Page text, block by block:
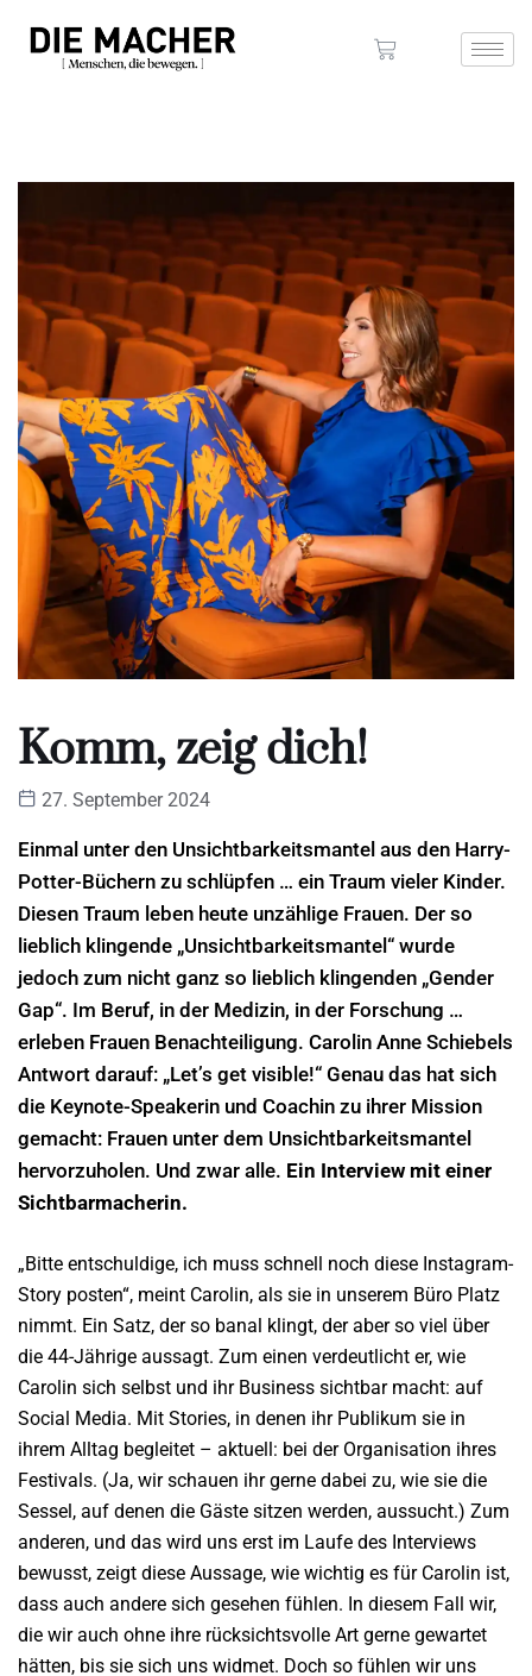
Komm, zeig dich!
27. September 2024
Einmal unter den Unsichtbarkeitsmantel aus den Harry-
Potter-Büchern zu schlüpfen … ein Traum vieler Kinder.
Diesen Traum leben heute unzählige Frauen. Der so
lieblich klingende „Unsichtbarkeitsmantel“ wurde
jedoch zum nicht ganz so lieblich klingenden „Gender
Gap“. Im Beruf, in der Medizin, in der Forschung …
erleben Frauen Benachteiligung. Carolin Anne Schiebels
Antwort darauf: „Let’s get visible!“ Genau das hat sich
die Keynote-Speakerin und Coachin zu ihrer Mission
gemacht: Frauen unter dem Unsichtbarkeitsmantel
hervorzuholen. Und zwar alle. Ein Interview mit einer
Sichtbarmacherin.
„Bitte entschuldige, ich muss schnell noch diese Instagram-
Story posten“, meint Carolin, als sie in unserem Büro Platz
nimmt. Ein Satz, der so banal klingt, der aber so viel über
die 44-Jährige aussagt. Zum einen verdeutlicht er, wie
Carolin sich selbst und ihr Business sichtbar macht: auf
Social Media. Mit Stories, in denen ihr Publikum sie in
ihrem Alltag begleitet – aktuell: bei der Organisation ihres
Festivals. (Ja, wir schauen ihr gerne dabei zu, wie sie die
Sessel, auf denen die Gäste sitzen werden, aussucht.) Zum
anderen, und das wird uns erst im Laufe des Interviews
bewusst, zeigt diese Aussage, wie wichtig es für Carolin ist,
dass auch andere sich gesehen fühlen. In diesem Fall wir,
die wir auch ohne ihre rücksichtsvolle Art gerne gewartet
hätten, bis sie sich uns widmet. Doch so fühlen wir uns